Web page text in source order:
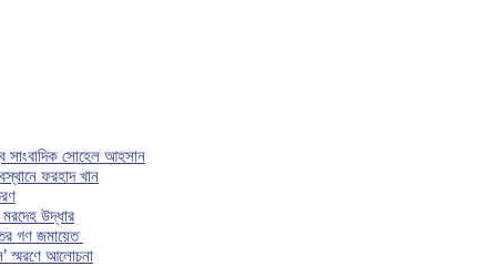
সাংবাদিক সোহেল আহসান
ফরহাদ খান
উদ্ধার
গণ জমায়েত
স্মরণে আলোচনা